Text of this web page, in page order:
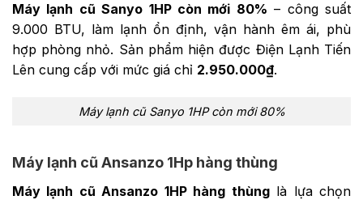
Máy lạnh cũ Sanyo 1HP còn mới 80% – công suất
9.000 BTU, làm lạnh ổn định, vận hành êm ái, phù
hợp phòng nhỏ. Sản phẩm hiện được Điện Lạnh Tiến
Lên cung cấp với mức giá chỉ 2.950.000₫.
Máy lạnh cũ Sanyo 1HP còn mới 80%
Máy lạnh cũ Ansanzo 1Hp hàng thùng
Máy lạnh cũ Ansanzo 1HP hàng thùnglà lựa chọn